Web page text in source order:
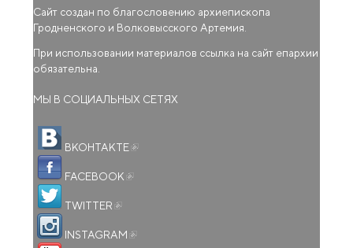
Сайт создан по благословению архиепископа
Гродненского и Волковысского Артемия.
При использовании материалов ссылка на сайт епархии
обязательна.
МЫ В СОЦИАЛЬНЫХ СЕТЯХ
ВКОНТАКТЕ
FACEBOOK
TWITTER
INSTAGRAM